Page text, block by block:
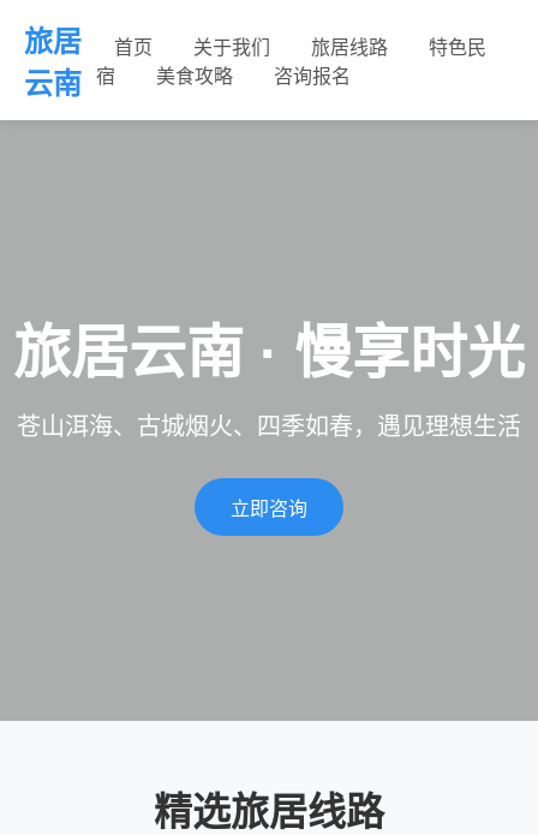
旅居
云南
首页 关于我们 旅居线路
特色民
宿
美食攻略 咨询报名
旅居云南 · 慢享时光
苍山洱海、古城烟火、四季如春，遇见理想生活
立即咨询
精选旅居线路